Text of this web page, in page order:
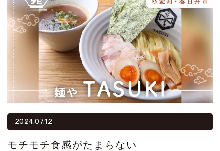
2024.07.12
モチモチ食感がたまらない